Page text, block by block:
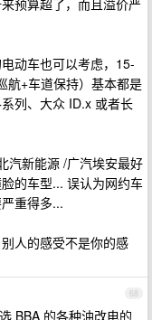
预算超了，而且溢价严
动车也可以考虑，15-
航+车道保持）基本都是
列、大众 ID.x 或者长
汽新能源 /广汽埃安最好
的车型... 误认为网约车
重得多...
人的感受不是你的感
68
BBA 的各种油改电的